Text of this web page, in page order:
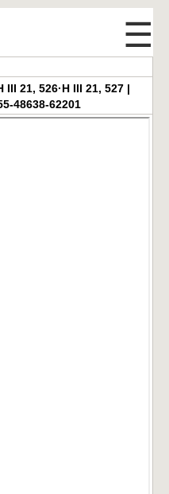
☰
21, 526·H III 21, 527 |
48638-62201